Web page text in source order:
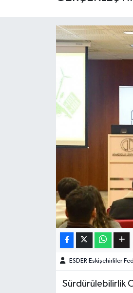
ESDER Eskişehirliler
Sürdürülebilirlik